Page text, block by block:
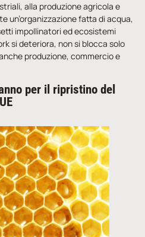
alla produzione agricola e
un’organizzazione fatta di acqua,
impollinatori ed ecosistemi
si deteriora, non si blocca solo
produzione, commercio e
per il ripristino del